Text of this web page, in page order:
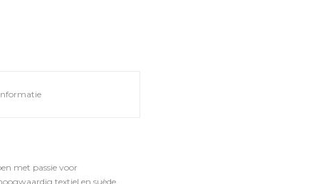
met passie voor
textiel en suède,